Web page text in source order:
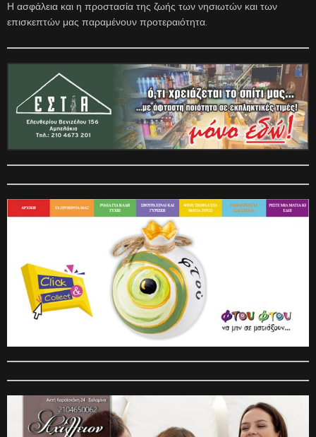
Η ασφάλεια και η προστασία της ζωής των νησιωτών και των
επισκεπτών μας παραμένουν προτεραιότητα.